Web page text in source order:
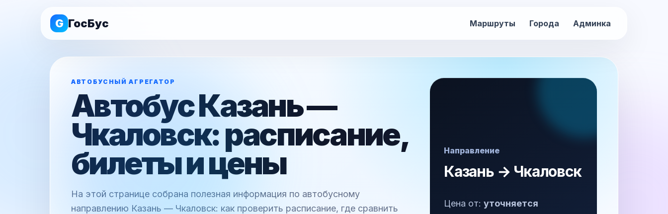
G ГосБус Маршруты Города Админка
АВТОБУСНЫЙ АГРЕГАТОР
Автобус Казань —
Чкаловск: расписание,
билеты и цены
На этой странице собрана полезная информация по автобусному
направлению Казань — Чкаловск: как проверить расписание, где сравнить
Направление
Казань → Чкаловск
Цена от: уточняется